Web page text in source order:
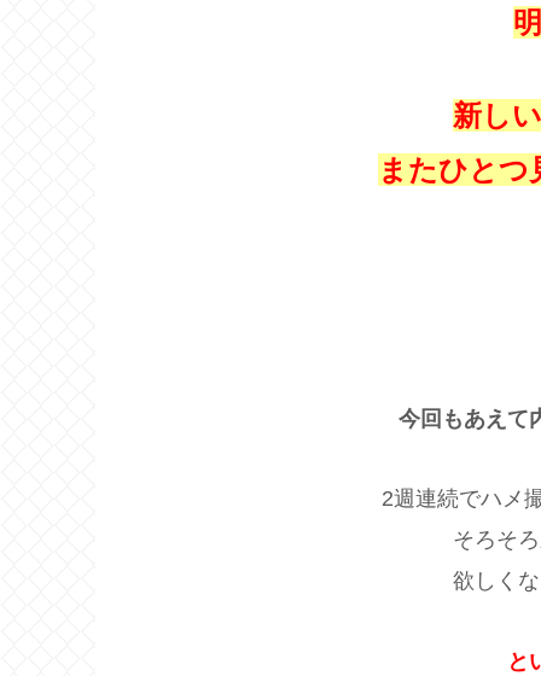
新し
またひとつ
今回もあえて
2週連続でハメ
そろそ
欲しく
と